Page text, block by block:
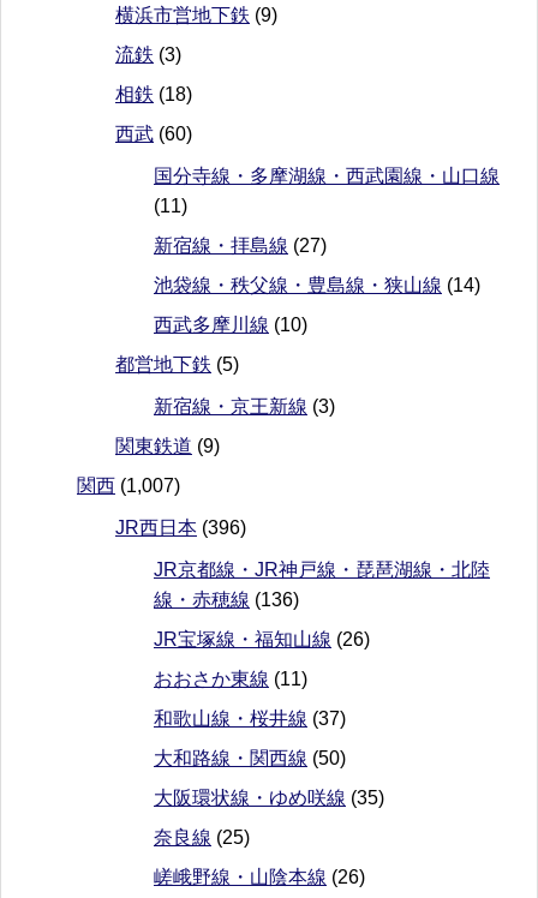
横浜市営地下鉄 (9)
流鉄 (3)
相鉄 (18)
西武 (60)
国分寺線・多摩湖線・西武園線・山口線
(11)
新宿線・拝島線 (27)
池袋線・秩父線・豊島線・狭山線 (14)
西武多摩川線 (10)
都営地下鉄 (5)
新宿線・京王新線 (3)
関東鉄道 (9)
関西 (1,007)
JR西日本 (396)
JR京都線・JR神戸線・琵琶湖線・北陸
線・赤穂線 (136)
JR宝塚線・福知山線 (26)
おおさか東線 (11)
和歌山線・桜井線 (37)
大和路線・関西線 (50)
大阪環状線・ゆめ咲線 (35)
奈良線 (25)
嵯峨野線・山陰本線 (26)